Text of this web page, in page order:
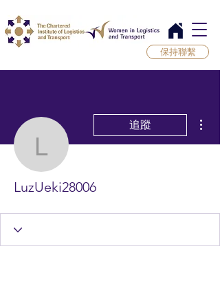
保持聯繫
LuzUeki28006
追蹤
LuzUeki28006